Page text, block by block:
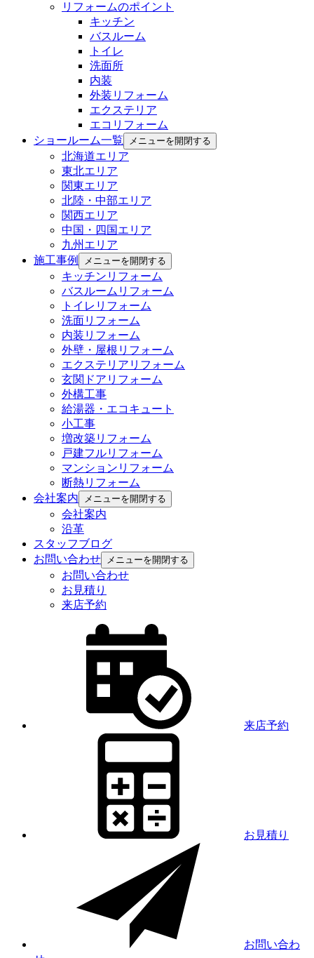
リフォームのポイント
キッチン
バスルーム
トイレ
洗面所
内装
外装リフォーム
エクステリア
エコリフォーム
ショールーム一覧
メニューを開閉する
北海道エリア
東北エリア
関東エリア
北陸・中部エリア
関西エリア
中国・四国エリア
九州エリア
施工事例
メニューを開閉する
キッチンリフォーム
バスルームリフォーム
トイレリフォーム
洗面リフォーム
内装リフォーム
外壁・屋根リフォーム
エクステリアリフォーム
玄関ドアリフォーム
外構工事
給湯器・エコキュート
小工事
増改築リフォーム
戸建フルリフォーム
マンションリフォーム
断熱リフォーム
会社案内
メニューを開閉する
会社案内
沿革
スタッフブログ
お問い合わせ
メニューを開閉する
お問い合わせ
お見積り
来店予約
来店予約
お見積り
お問い合わ